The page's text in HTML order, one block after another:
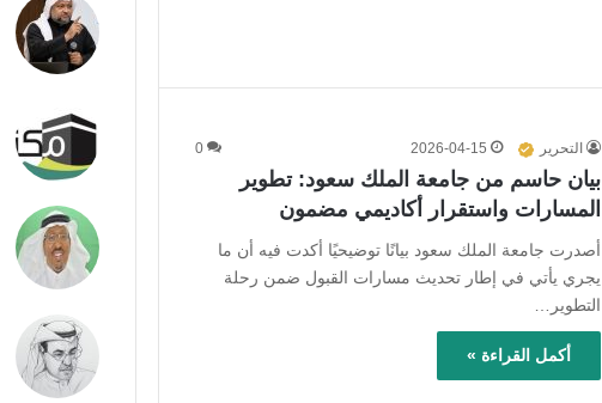
التحرير 2026-04-15
0
بيان حاسم من جامعة الملك سعود: تطوير
المسارات واستقرار أكاديمي مضمون
أصدرت جامعة الملك سعود بيانًا توضيحيًا أكدت فيه أن ما
يجري يأتي في إطار تحديث مسارات القبول ضمن رحلة
التطوير…
أكمل القراءة »